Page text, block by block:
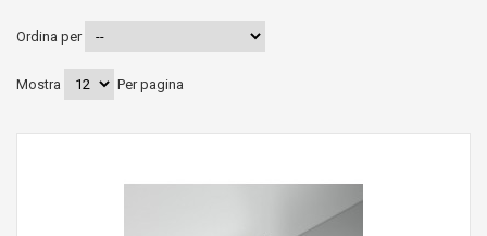
Ordina per
Mostra Per pagina